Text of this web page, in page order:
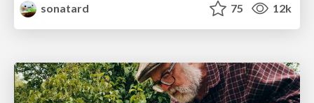
sonatard
75 12k